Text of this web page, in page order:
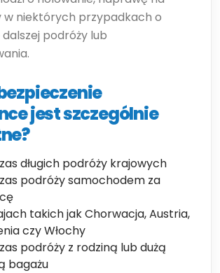
w niektórych przypadkach o
podróży lub
jest szczególnie
długich podróży krajowych
podróży samochodem za
takich jak Chorwacja, Austria,
czy Włochy
podróży z rodziną lub dużą
bagażu